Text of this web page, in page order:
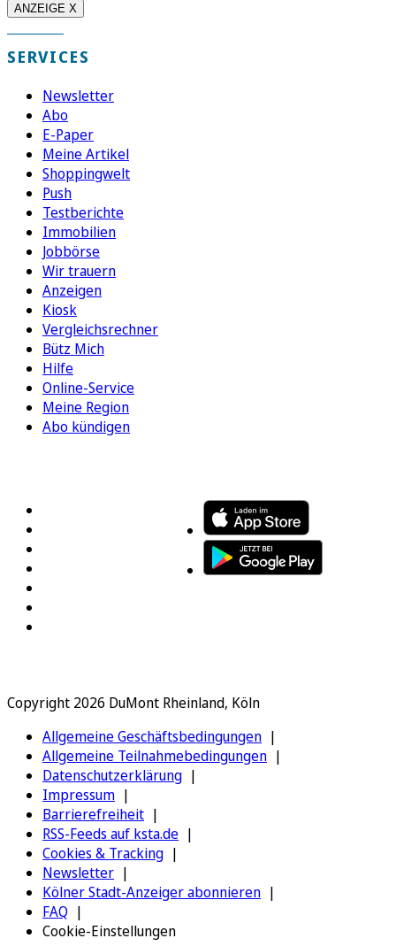
ANZEIGE X
SERVICES
Newsletter
Abo
E-Paper
Meine Artikel
Shoppingwelt
Push
Testberichte
Immobilien
Jobbörse
Wir trauern
Anzeigen
Kiosk
Vergleichsrechner
Bütz Mich
Hilfe
Online-Service
Meine Region
Abo kündigen
Copyright 2026 DuMont Rheinland, Köln
Allgemeine Geschäftsbedingungen
Allgemeine Teilnahmebedingungen
Datenschutzerklärung
Impressum
Barrierefreiheit
RSS-Feeds auf ksta.de
Cookies & Tracking
Newsletter
Kölner Stadt-Anzeiger abonnieren
FAQ
Cookie-Einstellungen